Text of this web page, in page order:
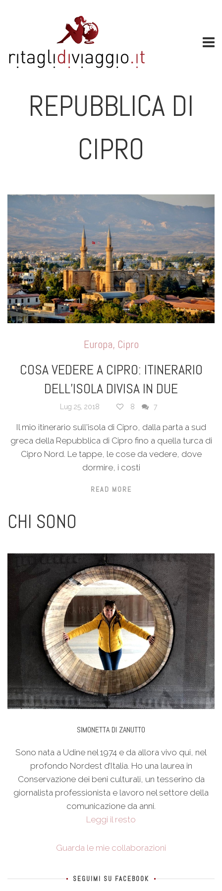
REPUBBLICA DI
CIPRO
Europa, Cipro
COSA VEDERE A CIPRO: ITINERARIO
DELL’ISOLA DIVISA IN DUE
Lug 25, 2018 8 7
Il mio itinerario sull'isola di Cipro, dalla parta a sud
greca della Repubblica di Cipro fino a quella turca di
Cipro Nord. Le tappe, le cose da vedere, dove
dormire, i costi
READ MORE
CHI SONO
SIMONETTA DI ZANUTTO
Sono nata a Udine nel 1974 e da allora vivo qui, nel
profondo Nordest d’Italia. Ho una laurea in
Conservazione dei beni culturali, un tesserino da
giornalista professionista e lavoro nel settore della
comunicazione da anni.
Leggi il resto
Guarda le mie collaborazioni
SEGUIMI SU FACEBOOK